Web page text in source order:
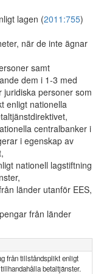
lagen (2011:755)
när de inte ägnar
samt
dem i 1-3 med
juridiska personer som
enligt nationella
centralbanker i
i egenskap av
nationell lagstiftning
länder utanför EES,
från länder
från tillståndsplikt enligt
betaltjänster.